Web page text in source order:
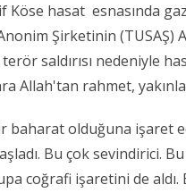
Köse hasat esnasında
Şirketinin (TUSAŞ)
saldırısı nedeniyle
Allah'tan rahmet,
baharat olduğuna işaret
Bu çok sevindirici.
coğrafi işaretini de